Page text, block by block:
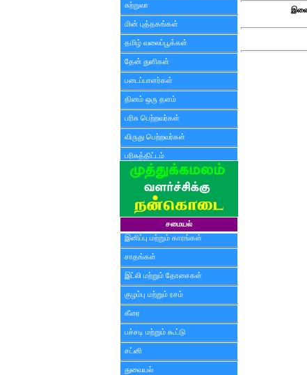
சுற்றுலா
மின் புத்தகங்கள்
தமிழ் வலைப்பூக்கள்
தேன் துளிகள்
படைப்பாளர்கள்
தினம் ஒரு தளம்
பரிசு பெற்றவர்கள்
விருது பெற்றவர்கள்
பரிசுத்திட்டம்
சமையல்
இனிப்பு மற்றும் காரங்கள்
சாதங்கள்
இட்லி மற்றும் தோசைகள்
குழம்பு மற்றும் ரசம்
கீரை
பச்சடி மற்றும் கூட்டு
சட்னி
துவையல்